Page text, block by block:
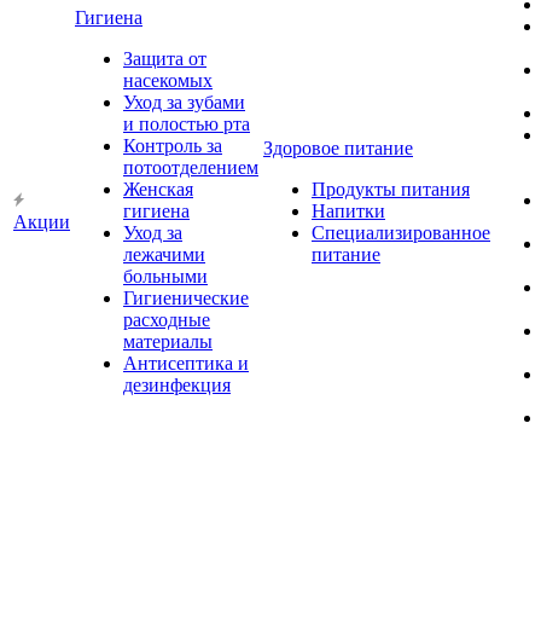
Акции
Гигиена
Защита от
насекомых
Уход за зубами
и полостью рта
Контроль за
потоотделением
Женская
гигиена
Уход за
лежачими
больными
Гигиенические
расходные
материалы
Антисептика и
дезинфекция
Здоровое питание
Продукты питания
Напитки
Специализированное
питание